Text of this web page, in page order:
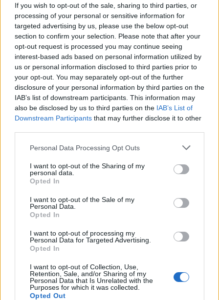
If you wish to opt-out of the sale, sharing to third parties, or
processing of your personal or sensitive information for
targeted advertising by us, please use the below opt-out
section to confirm your selection. Please note that after your
opt-out request is processed you may continue seeing
interest-based ads based on personal information utilized by
us or personal information disclosed to third parties prior to
your opt-out. You may separately opt-out of the further
disclosure of your personal information by third parties on the
IAB’s list of downstream participants. This information may
also be disclosed by us to third parties on the IAB’s List of
Downstream Participants that may further disclose it to other
Personal Data Processing Opt Outs
I want to opt-out of the Sharing of my
personal data.
Opted In
I want to opt-out of the Sale of my
Personal Data.
Opted In
I want to opt-out of processing my
Personal Data for Targeted Advertising.
Opted In
I want to opt-out of Collection, Use,
Retention, Sale, and/or Sharing of my
Personal Data that Is Unrelated with the
Purposes for which it was collected.
Opted Out
Concert de K-Pop, concours de Just Dance, de
nombreuses expositions, des espaces de jeux vidéo,
des concours de Cosplay et de nombreuses
animations sont au programme du TGS Occitanie
Game Show Montpellier 2023.
INFORMATIONS PRATIQUES
DATES ET HORAIRES
Du 25 mars 2023 au 26 mars 2023
Le Parc des Expositions
Parc Expo
34470
Perols
Calcul d'itinéraire
Enfant de 6 à 11 ans : 10€
Tarif 1 jours Famille (2 adultes + 2 enfants) : 35€